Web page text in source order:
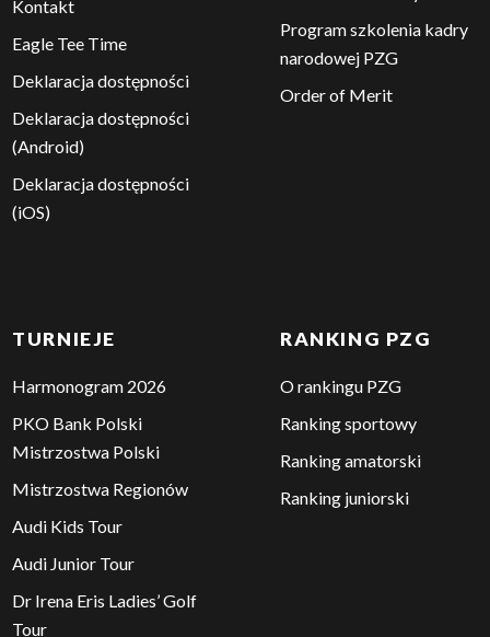
Kontakt
Eagle Tee Time
Deklaracja dostępności
Deklaracja dostępności
(Android)
Deklaracja dostępności
(iOS)
Program szkolenia kadry
narodowej PZG
Order of Merit
TURNIEJE
Harmonogram 2026
PKO Bank Polski
Mistrzostwa Polski
Mistrzostwa Regionów
Audi Kids Tour
Audi Junior Tour
Dr Irena Eris Ladies’ Golf
Tour
RANKING PZG
O rankingu PZG
Ranking sportowy
Ranking amatorski
Ranking juniorski